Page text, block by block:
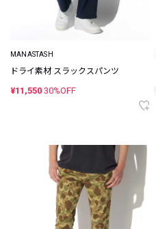
MANASTASH
ドライ素材 スラックスパンツ
¥11,550 30%OFF